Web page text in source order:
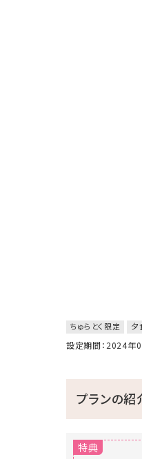
ちゅらとく限定 夕
設定期間：2024年
プランの紹
特典